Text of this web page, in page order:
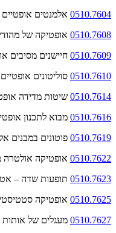
0510.7604 אלמנטים אופטיים
0510.7608 אופטיקה של מהודי
0510.7609 חיישנים מסיבים
0510.7610 סוליטונים אופטיים
0510.7614 שיטות מדידה
0510.7616 מבוא לתכנון
0510.7619 פוטונים במבנים
0510.7622 אופטיקה אולטרה
0510.7623 תופעות שדה –
0510.7625 אופטיקה
0510.7627 מעגלים של אותות